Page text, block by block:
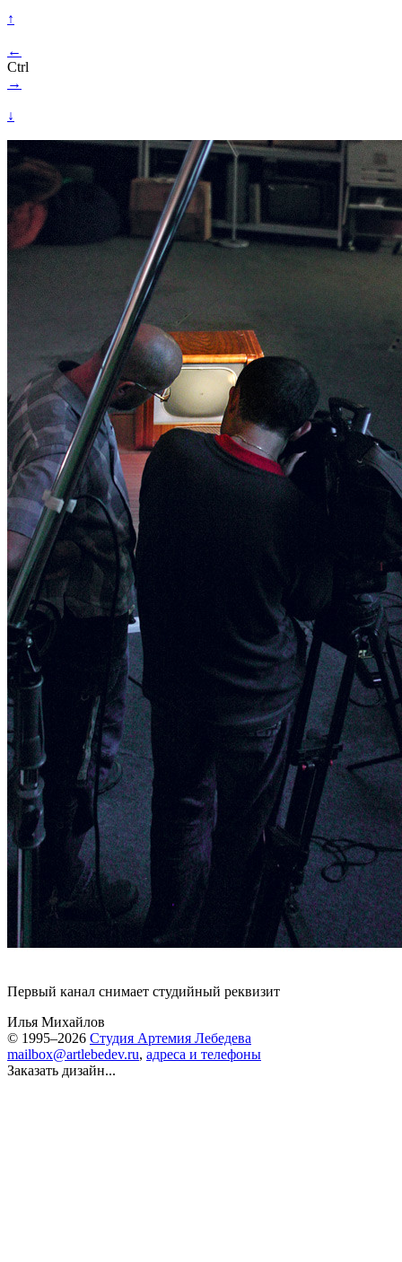
↑
←
Ctrl
→
↓
Первый канал снимает студийный реквизит
Илья Михайлов
© 1995–2026 Студия Артемия Лебедева
mailbox@artlebedev.ru, адреса и телефоны
Заказать дизайн...